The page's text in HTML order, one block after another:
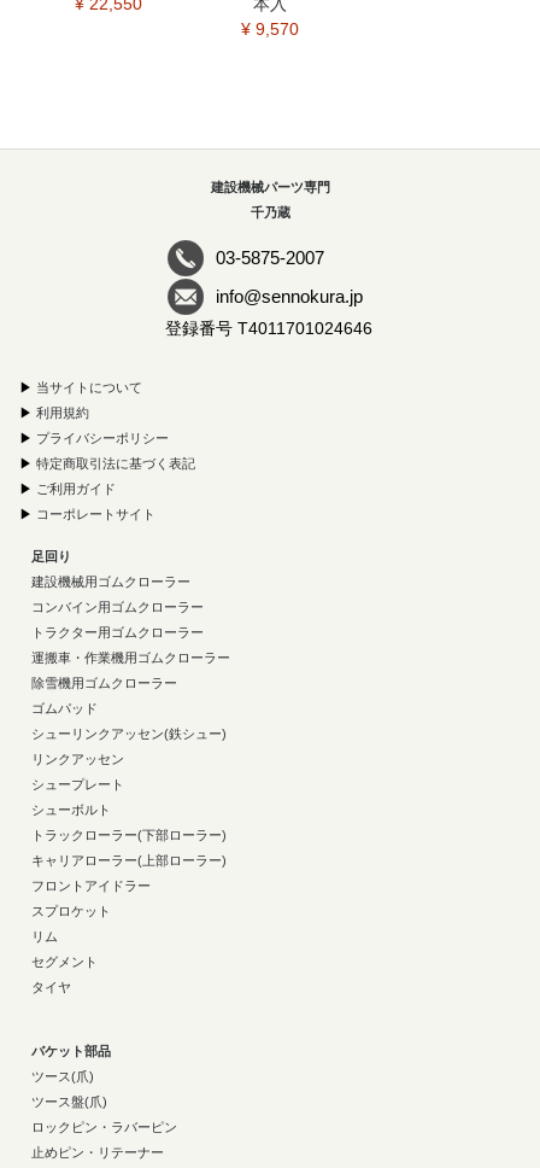
¥ 9,570
建設機械パーツ専門
千乃蔵
03-5875-2007
info@sennokura.jp
登録番号 T4011701024646
▶ 当サイトについて
▶ 利用規約
▶ プライバシーポリシー
▶ 特定商取引法に基づく表記
▶ ご利用ガイド
▶ コーポレートサイト
足回り
建設機械用ゴムクローラー
コンバイン用ゴムクローラー
トラクター用ゴムクローラー
運搬車・作業機用ゴムクローラー
除雪機用ゴムクローラー
ゴムパッド
シューリンクアッセン(鉄シュー)
リンクアッセン
シュープレート
シューボルト
トラックローラー(下部ローラー)
キャリアローラー(上部ローラー)
フロントアイドラー
スプロケット
リム
セグメント
タイヤ
バケット部品
ツース(爪)
ツース盤(爪)
ロックピン・ラバーピン
止めピン・リテーナー